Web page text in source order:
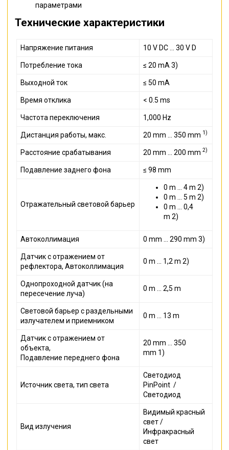
параметрами
Технические характеристики
Напряжение питания 10 V DC ... 30 V D
Потребление тока ≤ 20 mA 3)
Выходной ток ≤ 50 mA
Время отклика < 0.5 ms
Частота переключения 1,000 Hz
Дистанция работы, макс. 20 mm ... 350 mm 1)
Расстояние срабатывания 20 mm ... 200 mm 2)
Подавление заднего фона ≤ 98 mm
Отражательный световой барьер
0 m ... 4 m 2)
0 m ... 5 m 2)
0 m ... 0,4
m 2)
Автоколлимация 0 mm ... 290 mm 3)
Датчик с отражением от
рефлектора, Автоколлимация
0 m ... 1,2 m 2)
Однопроходной датчик (на
пересечение луча)
0 m ... 2,5 m
Световой барьер с раздельными
излучателем и приемником
0 m ... 13 m
Датчик с отражением от
объекта,
Подавление переднего фона
20 mm ... 350
mm 1)
Источник света, тип света
Светодиод
PinPoint /
Светодиод
Вид излучения
Видимый красный
свет /
Инфракрасный
свет